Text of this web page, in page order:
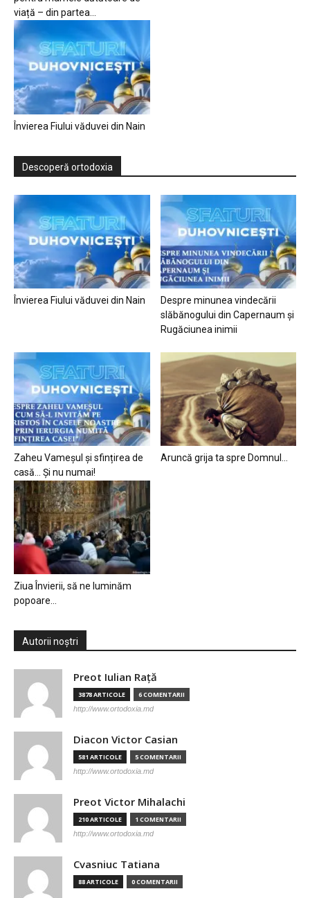
viață – din partea...
Învierea Fiului văduvei din Nain
Descoperă ortodoxia
Învierea Fiului văduvei din Nain
Despre minunea vindecării
slăbănogului din Capernaum și
Rugăciunea inimii
Zaheu Vameșul și sfințirea de
casă… Și nu numai!
Aruncă grija ta spre Domnul…
Ziua Învierii, să ne luminăm
popoare…
Autorii noștri
Preot Iulian Raţă
3878 ARTICOLE 6 COMENTARII
http://www.ortodoxia.md
Diacon Victor Casian
581 ARTICOLE 5 COMENTARII
http://www.ortodoxia.md
Preot Victor Mihalachi
210 ARTICOLE 1 COMENTARII
http://www.ortodoxia.md
Cvasniuc Tatiana
88 ARTICOLE 0 COMENTARII